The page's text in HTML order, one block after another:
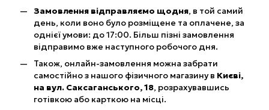
Замовлення відправляємо щодня, в той самий
день, коли воно було розміщене та оплачене, за
однієї умови: до 17:00. Більш пізні замовлення
відправимо вже наступного робочого дня.
Також, онлайн-замовлення можна забрати
самостійно з нашого фізичного магазину в Києві,
на вул. Саксаганського, 18, розрахувавшись
готівкою або карткою на місці.